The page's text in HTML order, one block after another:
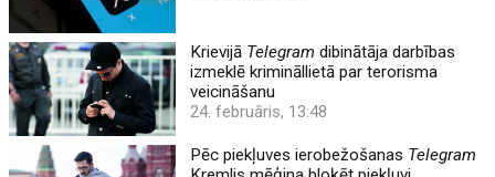
Krievijā Telegram dibinātāja darbības
izmeklē krimināllietā par terorisma
veicināšanu
24. februāris, 13:48
Pēc piekļuves ierobežošanas Telegram